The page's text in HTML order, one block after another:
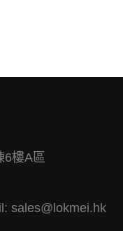
6樓A區
sales@lokmei.hk